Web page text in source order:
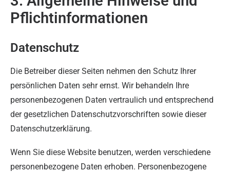
Pflicht­informationen
Datenschutz
Die Betreiber dieser Seiten nehmen den Schutz Ihrer
persönlichen Daten sehr ernst. Wir behandeln Ihre
personenbezogenen Daten vertraulich und entsprechend
der gesetzlichen Datenschutzvorschriften sowie dieser
Datenschutzerklärung.
Wenn Sie diese Website benutzen, werden verschiedene
personenbezogene Daten erhoben. Personenbezogene